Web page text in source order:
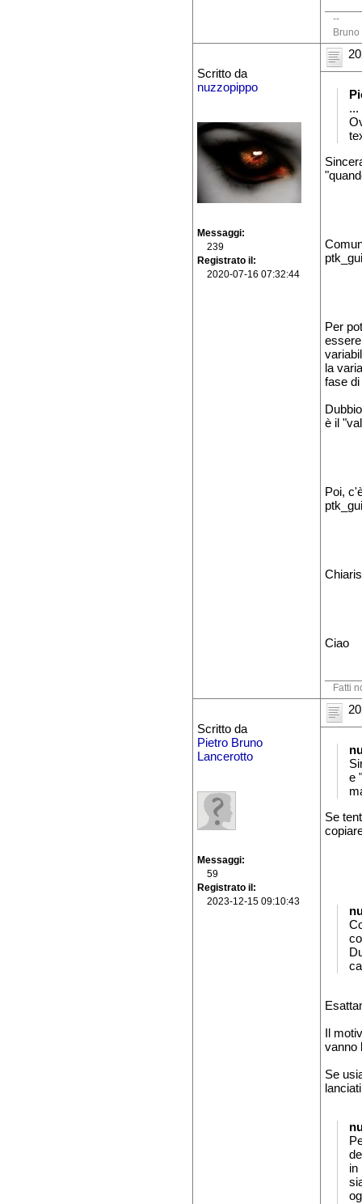
--
Bruno
Scritto da
nuzzopippo
Messaggi
239
Registrato il
2020-07-16 07:32:44
...
Per
la
fase
è il
Poi,
Ciao
Fatti
Scritto da
Pietro Bruno
Lancerotto
Messaggi
59
Registrato il
2023-12-15 09:10:43
e
Se
Il
vanno
Se
in